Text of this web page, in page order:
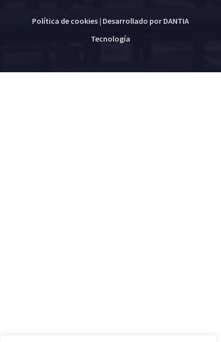
Política de cookies| Desarrollado por DANTIA
Tecnología